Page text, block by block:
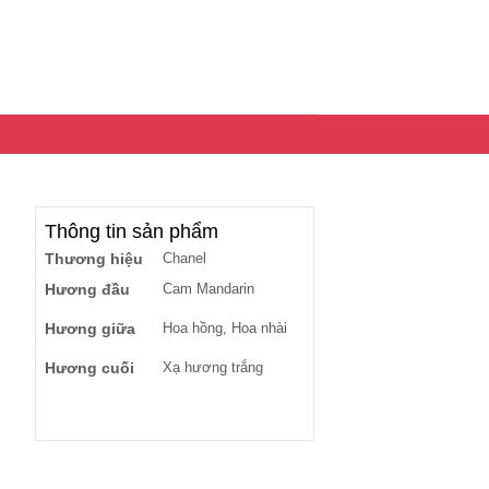
Thông tin sản phẩm
Thương hiệu Chanel
Hương đầu Cam Mandarin
Hương giữa Hoa hồng, Hoa nhài
Hương cuối Xạ hương trắng